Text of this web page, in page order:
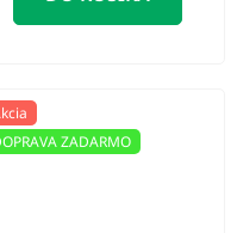
ZADARMO